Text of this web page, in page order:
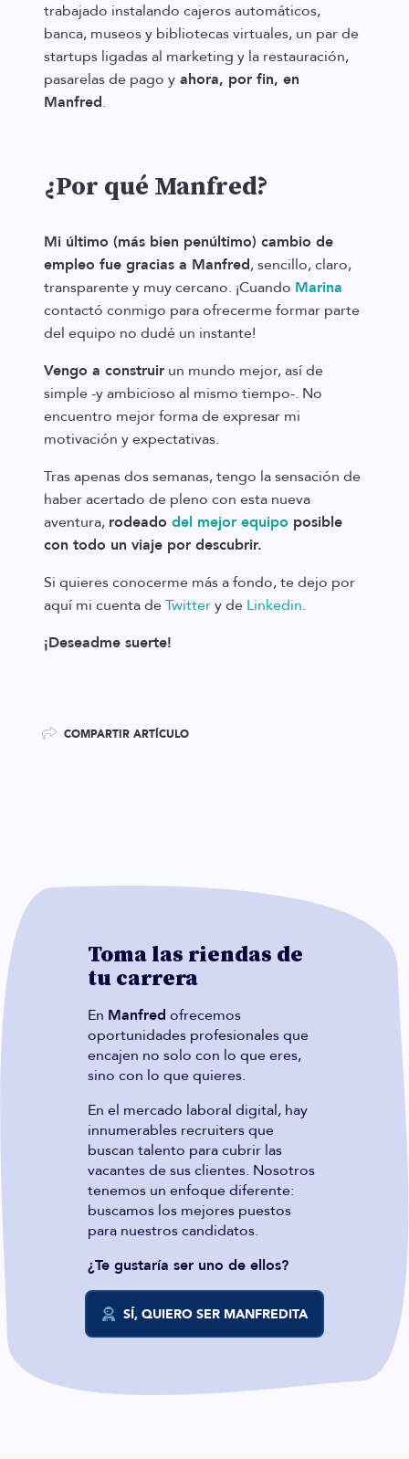
trabajado instalando cajeros automáticos,
banca, museos y bibliotecas virtuales, un par de
startups ligadas al marketing y la restauración,
pasarelas de pago y ahora, por fin, en
Manfred.
¿Por qué Manfred?
Mi último (más bien penúltimo) cambio de
empleo fue gracias a Manfred, sencillo, claro,
transparente y muy cercano. ¡Cuando Marina
contactó conmigo para ofrecerme formar parte
del equipo no dudé un instante!
Vengo a construir un mundo mejor, así de
simple -y ambicioso al mismo tiempo-. No
encuentro mejor forma de expresar mi
motivación y expectativas.
Tras apenas dos semanas, tengo la sensación de
haber acertado de pleno con esta nueva
aventura, rodeado del mejor equipo posible
con todo un viaje por descubrir.
Si quieres conocerme más a fondo, te dejo por
aquí mi cuenta deTwittery de Linkedin.
¡Deseadme suerte!
COMPARTIR ARTÍCULO
Toma las riendas de
tu carrera
En Manfred ofrecemos
oportunidades profesionales que
encajen no solo con lo que eres,
sino con lo que quieres.
En el mercado laboral digital, hay
innumerables recruiters que
buscan talento para cubrir las
vacantes de sus clientes. Nosotros
tenemos un enfoque diferente:
buscamos los mejores puestos
para nuestros candidatos.
¿Te gustaría ser uno de ellos?
SÍ, QUIERO SER MANFREDITA